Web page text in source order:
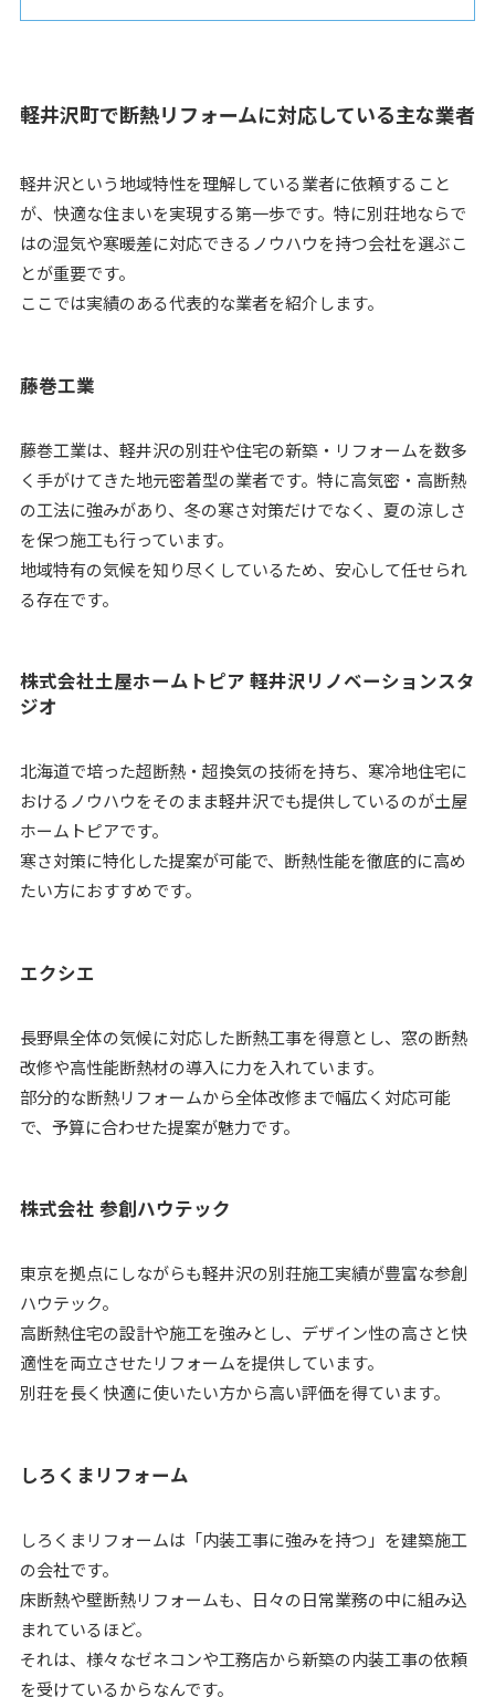
軽井沢町で断熱リフォームに対応している主な業者
軽井沢という地域特性を理解している業者に依頼すること
が、快適な住まいを実現する第一歩です。特に別荘地ならで
はの湿気や寒暖差に対応できるノウハウを持つ会社を選ぶこ
とが重要です。
ここでは実績のある代表的な業者を紹介します。
藤巻工業
藤巻工業は、軽井沢の別荘や住宅の新築・リフォームを数多
く手がけてきた地元密着型の業者です。特に高気密・高断熱
の工法に強みがあり、冬の寒さ対策だけでなく、夏の涼しさ
を保つ施工も行っています。
地域特有の気候を知り尽くしているため、安心して任せられ
る存在です。
株式会社土屋ホームトピア 軽井沢リノベーションスタ
ジオ
北海道で培った超断熱・超換気の技術を持ち、寒冷地住宅に
おけるノウハウをそのまま軽井沢でも提供しているのが土屋
ホームトピアです。
寒さ対策に特化した提案が可能で、断熱性能を徹底的に高め
たい方におすすめです。
エクシエ
長野県全体の気候に対応した断熱工事を得意とし、窓の断熱
改修や高性能断熱材の導入に力を入れています。
部分的な断熱リフォームから全体改修まで幅広く対応可能
で、予算に合わせた提案が魅力です。
株式会社 参創ハウテック
東京を拠点にしながらも軽井沢の別荘施工実績が豊富な参創
ハウテック。
高断熱住宅の設計や施工を強みとし、デザイン性の高さと快
適性を両立させたリフォームを提供しています。
別荘を長く快適に使いたい方から高い評価を得ています。
しろくまリフォーム
しろくまリフォームは「内装工事に強みを持つ」を建築施工
の会社です。
床断熱や壁断熱リフォームも、日々の日常業務の中に組み込
まれているほど。
それは、様々なゼネコンや工務店から新築の内装工事の依頼
を受けているからなんです。